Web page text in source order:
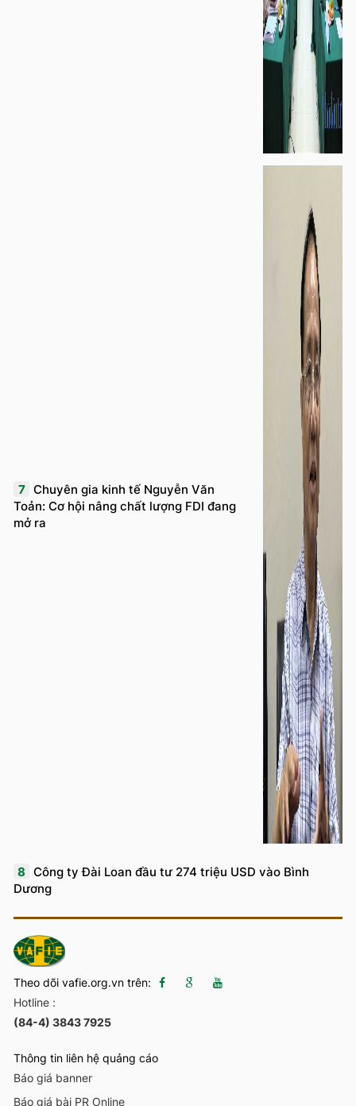
7 Chuyên gia kinh tế Nguyễn Văn
Toản: Cơ hội nâng chất lượng FDI đang
mở ra
8 Công ty Đài Loan đầu tư 274 triệu USD vào Bình
Dương
Theo dõi vafie.org.vn trên:
Hotline :
(84-4) 3843 7925
Thông tin liên hệ quảng cáo
Báo giá banner
Báo giá bài PR Online